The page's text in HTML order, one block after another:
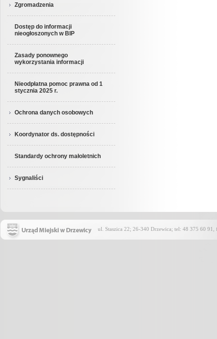
Zgromadzenia
Dostęp do informacji
nieogłoszonych w BIP
Zasady ponownego
wykorzystania informacji
Nieodpłatna pomoc prawna od 1
stycznia 2025 r.
Ochrona danych osobowych
Koordynator ds. dostępności
Standardy ochrony małoletnich
Sygnaliści
ul. Staszica 22; 26-340 Drzewica; tel: 48 375 60